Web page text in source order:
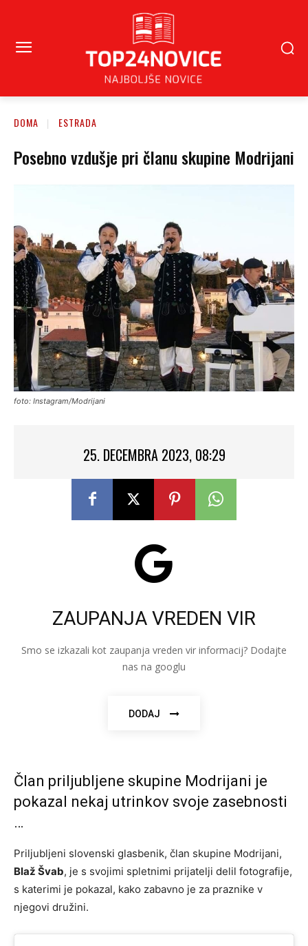
DOMA ESTRADA
Posebno vzdušje pri članu skupine Modrijani
foto: Instagram/Modrijani
25. DECEMBRA 2023, 08:29
ZAUPANJA VREDEN VIR
Smo se izkazali kot zaupanja vreden vir informacij? Dodajte
nas na googlu
DODAJ
Član priljubljene skupine Modrijani je
pokazal nekaj utrinkov svoje zasebnosti
…
Priljubljeni slovenski glasbenik, član skupine Modrijani,
Blaž Švab, je s svojimi spletnimi prijatelji delil fotografije,
s katerimi je pokazal, kako zabavno je za praznike v
njegovi družini.